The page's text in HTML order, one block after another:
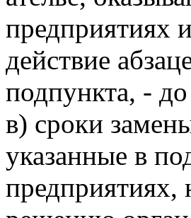
предприятиях
действие
подпункта, -
в) сроки
указанные в
предприятиях,